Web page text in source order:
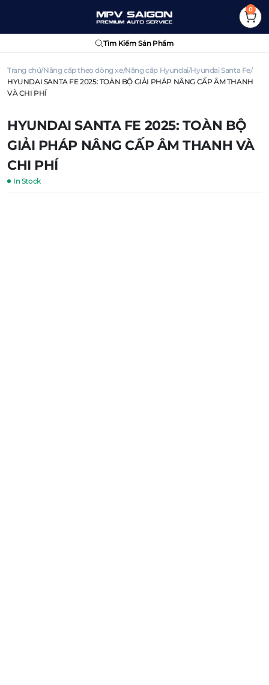
0
Tìm Kiếm Sản Phẩm
Trang chủ Nâng cấp theo dòng xe Nâng cấp Hyundai Hyundai Santa Fe
HYUNDAI SANTA FE 2025: TOÀN BỘ GIẢI PHÁP NÂNG CẤP ÂM THANH
VÀ CHI PHÍ
HYUNDAI SANTA FE 2025: TOÀN BỘ
GIẢI PHÁP NÂNG CẤP ÂM THANH VÀ
CHI PHÍ
In Stock